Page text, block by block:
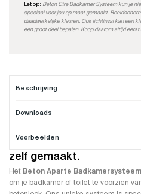
Let op: Beton Cire Badkamer Systeem kun je
speciaal voor jou op maat gemaakt.
daadwerkelijke kleuren. Ook lichtinval kan een
een groot deel bepalen. Koop daarom altijd
Beschrijving
Downloads
Voorbeelden
Badkamer Beton Cire
Een professionele Beton
zelf gemaakt.
Het Beton Aparte Badkamersysteem
om je badkamer of toilet te voorzien